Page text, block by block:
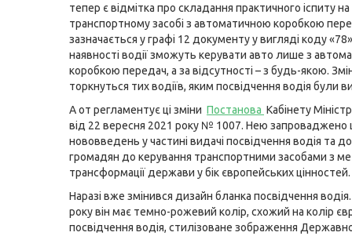
тепер є відмітка про складання практичного іспиту на
транспортному засобі з автоматичною коробкою
зазначається у графі 12 документу у вигляді коду
наявності водії зможуть керувати авто лише з
коробкою передач, а за відсутності – з будь-якою.
торкнуться тих водіїв, яким посвідчення водія були
А от регламентує ці зміни Постанова Кабінету
від 22 вересня 2021 року № 1007. Нею запроваджено
нововведень у частині видачі посвідчення водія та
громадян до керування транспортними засобами з
трансформації держави у бік європейських цінностей.
Наразі вже змінився дизайн бланка посвідчення
року він має темно-рожевий колір, схожий на колір
посвідчення водія, стилізоване зображення